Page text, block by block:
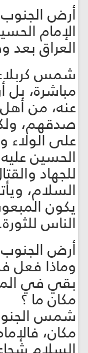
أرض
الإمام
العراق بعد
شمس
مباشرة، بل
عنه، من
صدقهم،
على الولاء
الحسين
للجهاد
السلام،
يكون
الناس للثورة.
أرض
وماذا فعل
بقي في
مكان ما ؟
شمس
مكان،